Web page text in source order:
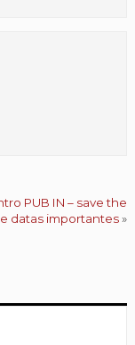
PUB IN – save the
datas importantes»